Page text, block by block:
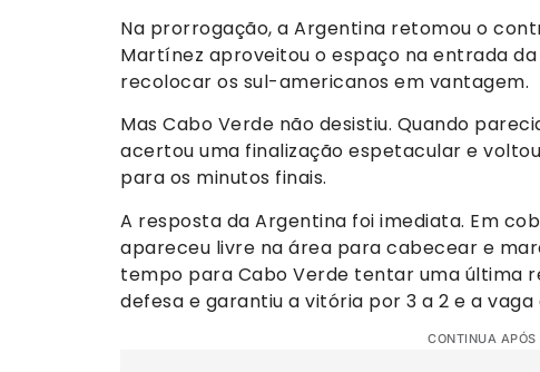
Na prorrogação, a Argentina retomou o
Martínez aproveitou o espaço na entrada
recolocar os sul-americanos em vantagem.
Mas Cabo Verde não desistiu. Quando
acertou uma finalização espetacular e
para os minutos finais.
A resposta da Argentina foi imediata. Em
apareceu livre na área para cabecear e
tempo para Cabo Verde tentar uma última
defesa e garantiu a vitória por 3 a 2 e a
CONTINUA